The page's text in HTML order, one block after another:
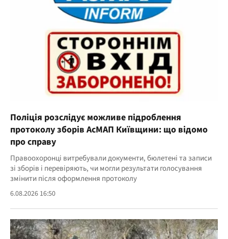
Поліція розслідує можливе підроблення
протоколу зборів АсМАП Київщини: що відомо
про справу
Правоохоронці витребували документи, бюлетені та записи
зі зборів і перевіряють, чи могли результати голосування
змінити після оформлення протоколу
6.08.2026 16:50